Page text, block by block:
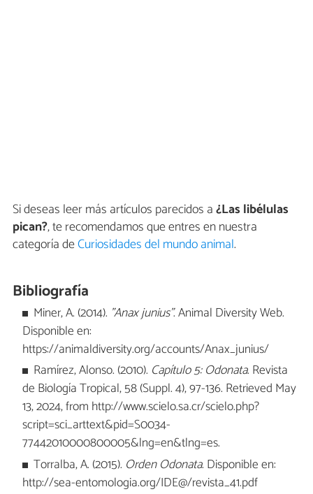
Si deseas leer más artículos parecidos a¿Las libélulas
pican?, te recomendamos que entres en nuestra
categoría deCuriosidades del mundo animal.
Bibliografía
Miner, A. (2014). "Anax junius". Animal Diversity Web.
Disponible en:
https://animaldiversity.org/accounts/Anax_junius/
Ramírez, Alonso. (2010). Capítulo 5: Odonata. Revista
de Biología Tropical, 58 (Suppl. 4), 97-136. Retrieved May
13, 2024, from http://www.scielo.sa.cr/scielo.php?
script=sci_arttext&pid=S0034-
77442010000800005&lng=en&tlng=es.
Torralba, A. (2015). Orden Odonata. Disponible en:
http://sea-entomologia.org/IDE@/revista_41.pdf